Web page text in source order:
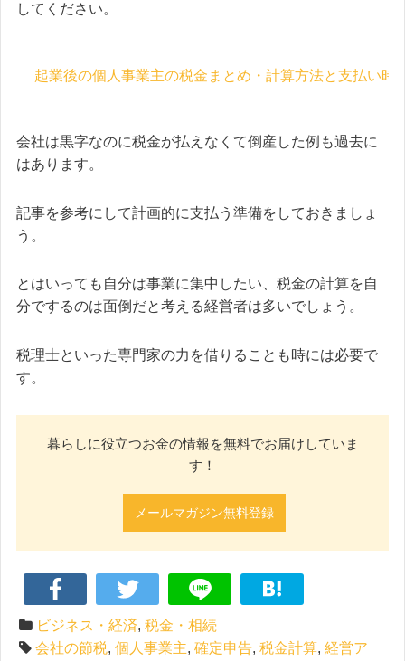
してください。
起業後の個人事業主の税金まとめ・計算方法と支払い時
会社は黒字なのに税金が払えなくて倒産した例も過去に
はあります。
記事を参考にして計画的に支払う準備をしておきましょ
う。
とはいっても自分は事業に集中したい、税金の計算を自
分でするのは面倒だと考える経営者は多いでしょう。
税理士といった専門家の力を借りることも時には必要で
す。
暮らしに役立つお金の情報を無料でお届けしていま
す！
メールマガジン無料登録
ビジネス・経済, 税金・相続
会社の節税, 個人事業主, 確定申告, 税金計算, 経営ア